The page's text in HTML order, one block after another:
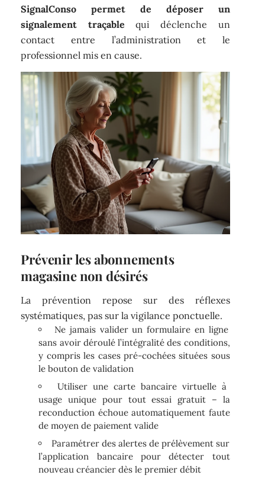
SignalConso permet de déposer un
signalement traçable qui déclenche un
contact entre l’administration et le
professionnel mis en cause.
Prévenir les abonnements
magasine non désirés
La prévention repose sur des réflexes
systématiques, pas sur la vigilance ponctuelle.
Ne jamais valider un formulaire en ligne
sans avoir déroulé l’intégralité des conditions,
y compris les cases pré-cochées situées sous
le bouton de validation
Utiliser une carte bancaire virtuelle à
usage unique pour tout essai gratuit – la
reconduction échoue automatiquement faute
de moyen de paiement valide
Paramétrer des alertes de prélèvement sur
l’application bancaire pour détecter tout
nouveau créancier dès le premier débit